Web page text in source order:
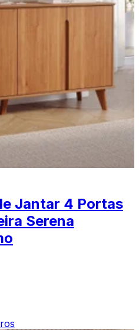
Jantar 4 Portas
Serena